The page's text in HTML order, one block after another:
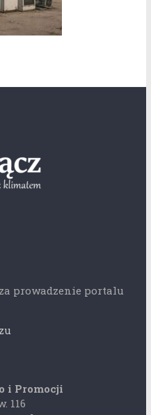
prowadzenie portalu
i Promocji
116